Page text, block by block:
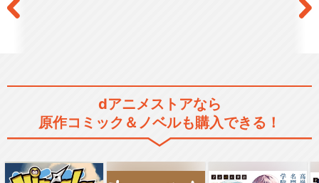
dアニメストアなら
原作コミック＆ノベルも購入できる！